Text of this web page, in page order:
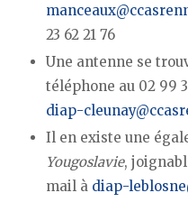
23 62 21 76
Une antenne se
téléphone au 02 99
diap-
Il en existe une
Yougoslavie,
mail à diap-